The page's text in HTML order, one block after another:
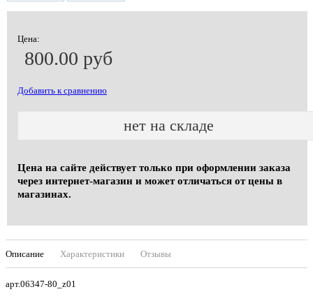
Цена:
800.00 руб
Добавить к сравнению
нет на складе
Цена на сайте действует только при оформлении заказа
через интернет-магазин и может отличаться от цены в
магазинах.
Описание Характеристики Отзывы
арт.06347-80_z01